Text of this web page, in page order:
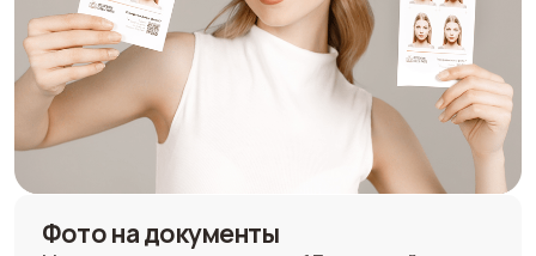
Дизайн
Реставрация, ретушь и верстка
макетов для сувениров